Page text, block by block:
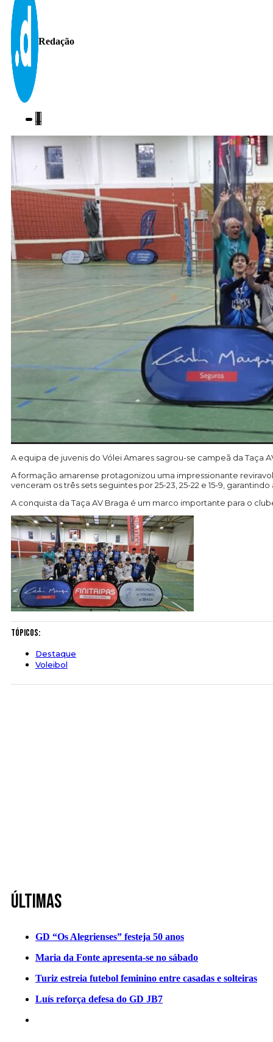
Redação
A equipa de juvenis do Vólei Amares sagrou-se campeã da Taça
A formação amarense protagonizou uma impressionante
venceram os três sets seguintes por 25-23, 25-22 e 15-9, garantindo
A conquista da Taça AV Braga é um marco importante para o
Tópicos:
Destaque
Voleibol
Últimas
GD “Os Alegrienses” festeja 50 anos
Maria da Fonte apresenta-se no sábado
Turiz estreia futebol feminino entre casadas e solteiras
Luís reforça defesa do GD JB7